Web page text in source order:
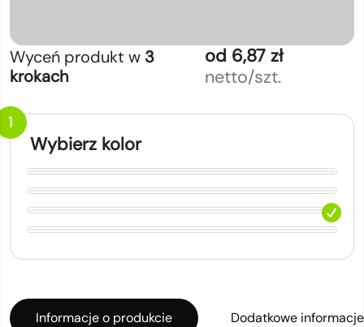
Wyceń produkt w 3
krokach
od 6,87 zł
netto/szt.
1
Wybierz kolor
Informacje o produkcie Dodatkowe informacje